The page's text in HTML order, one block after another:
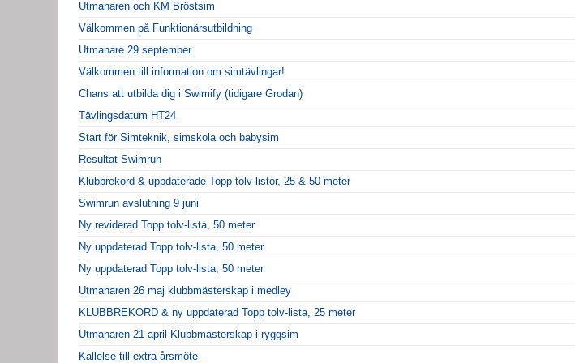
Utmanaren och KM Bröstsim
Välkommen på Funktionärsutbildning
Utmanare 29 september
Välkommen till information om simtävlingar!
Chans att utbilda dig i Swimify (tidigare Grodan)
Tävlingsdatum HT24
Start för Simteknik, simskola och babysim
Resultat Swimrun
Klubbrekord & uppdaterade Topp tolv-listor, 25 & 50 meter
Swimrun avslutning 9 juni
Ny reviderad Topp tolv-lista, 50 meter
Ny uppdaterad Topp tolv-lista, 50 meter
Ny uppdaterad Topp tolv-lista, 50 meter
Utmanaren 26 maj klubbmästerskap i medley
KLUBBREKORD & ny uppdaterad Topp tolv-lista, 25 meter
Utmanaren 21 april Klubbmästerskap i ryggsim
Kallelse till extra årsmöte